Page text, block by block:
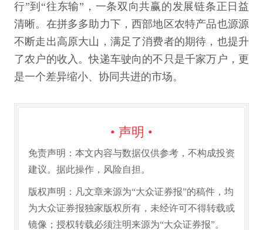
行”到“往东输”，一条双向共赢的发展链条正日益
清晰。在拼多多助力下，西部地区农特产品也源源
不断走出高原大山，满足了消费者的期待，也提升
了农户的收入。快递车驶向的不只是千家万户，更
是一个差异缩小、协同共进的市场。
• 声明 •
免责声明：本文内容与数据仅供参考，不构成投资
建议。据此操作，风险自担。
版权声明：凡文章来源为“大众证券报”的稿件，均
为大众证券报独家版权所有，未经许可不得转载或
镜像；授权转载必须注明来源为“大众证券报”。